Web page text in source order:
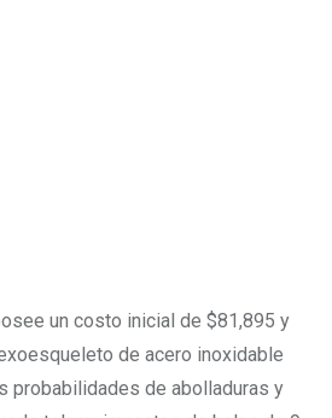
un costo inicial de $81,895 y
de acero inoxidable
probabilidades de abolladuras y